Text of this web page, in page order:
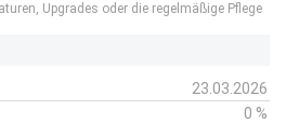
Upgrades oder die regelmäßige Pflege
23.03.2026
0 %